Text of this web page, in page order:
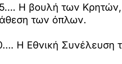
Η βουλή των Κρητών,
των όπλων.
Η Εθνική Συνέλευση